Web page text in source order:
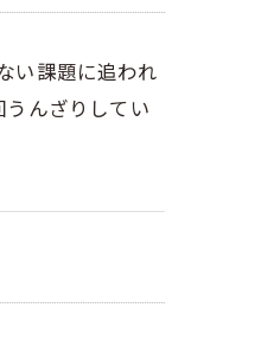
い課題に追われ
んざりしてい